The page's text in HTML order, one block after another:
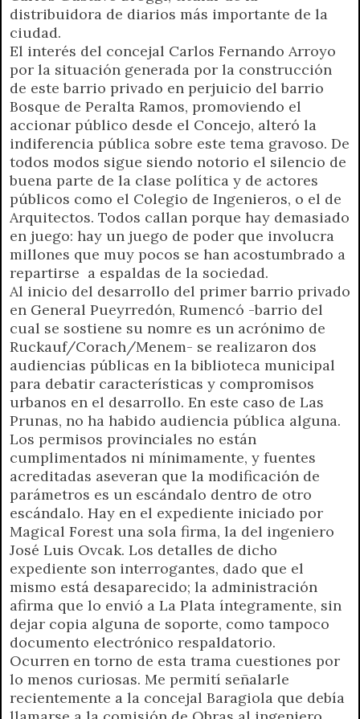
distribuidora de diarios más importante de la
ciudad.
El interés del concejal Carlos Fernando Arroyo
por la situación generada por la construcción
de este barrio privado en perjuicio del barrio
Bosque de Peralta Ramos, promoviendo el
accionar público desde el Concejo, alteró la
indiferencia pública sobre este tema gravoso. De
todos modos sigue siendo notorio el silencio de
buena parte de la clase política y de actores
públicos como el Colegio de Ingenieros, o el de
Arquitectos. Todos callan porque hay demasiado
en juego: hay un juego de poder que involucra
millones que muy pocos se han acostumbrado a
repartirse a espaldas de la sociedad.
Al inicio del desarrollo del primer barrio privado
en General Pueyrredón, Rumencó -barrio del
cual se sostiene su nomre es un acrónimo de
Ruckauf/Corach/Menem- se realizaron dos
audiencias públicas en la biblioteca municipal
para debatir características y compromisos
urbanos en el desarrollo. En este caso de Las
Prunas, no ha habido audiencia pública alguna.
Los permisos provinciales no están
cumplimentados ni mínimamente, y fuentes
acreditadas aseveran que la modificación de
parámetros es un escándalo dentro de otro
escándalo. Hay en el expediente iniciado por
Magical Forest una sola firma, la del ingeniero
José Luis Ovcak. Los detalles de dicho
expediente son interrogantes, dado que el
mismo está desaparecido; la administración
afirma que lo envió a La Plata íntegramente, sin
dejar copia alguna de soporte, como tampoco
documento electrónico respaldatorio.
Ocurren en torno de esta trama cuestiones por
lo menos curiosas. Me permití señalarle
recientemente a la concejal Baragiola que debía